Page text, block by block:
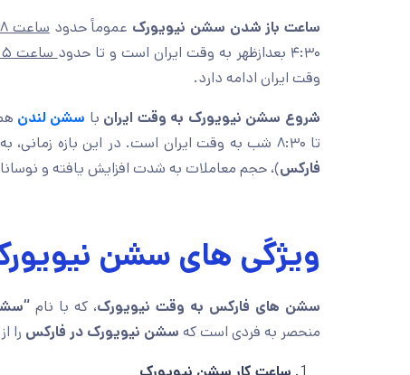
ساعت باز شدن سشن نیویورک عموماً حدودساعت ۸ صبح به وقت محلی نیویورک
۴:۳۰ بعدازظهر به وقت ایران است و تا حدود
ساعت ۵ بعدازظهر به وقت نیویورک
وقت ایران ادامه دارد.
شروع سشن نیویورک به وقت ایران با سشن لندن
تا ۸:۳۰ شب به وقت ایران است. در این بازه زمانی، به دلیل فعالیت هم‌زمان دو سشن بزرگ (
فارکس)، حجم معاملات به شدت افزایش یافته و
ویژگی های سشن
سشن های فارکس به وقت نیویورک، که با نام
منحصر به فردی است که سشن نیویورک در فارکس را